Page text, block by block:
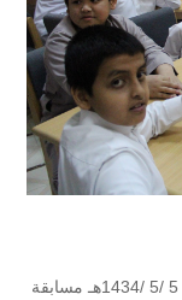
أجرى مركز مصادر التعلم في يوم الأحد الموافق 5 /5 /1434هـ مسابقة